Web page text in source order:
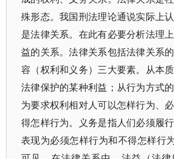
殊形态。我国刑法理论通说实际上
是法律关系。在此有必要分析法理
益的关系。法律关系包括法律关系
容（权利和义务）三大要素。从本
法律保护的某种利益；从行为方式
为要求权利相对人可以怎样行为、
得怎样行为。义务是指人们必须履
表现为必须怎样行为和不得怎样行